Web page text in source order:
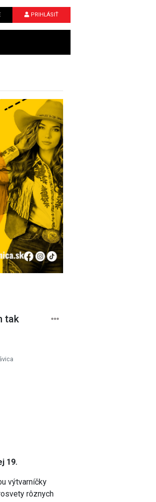
PRIHLÁSIŤ
Next
tak
19.
výtvarníčky
rôznych